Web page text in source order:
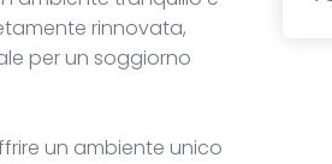
rinnovata,
per un soggiorno
un ambiente unico